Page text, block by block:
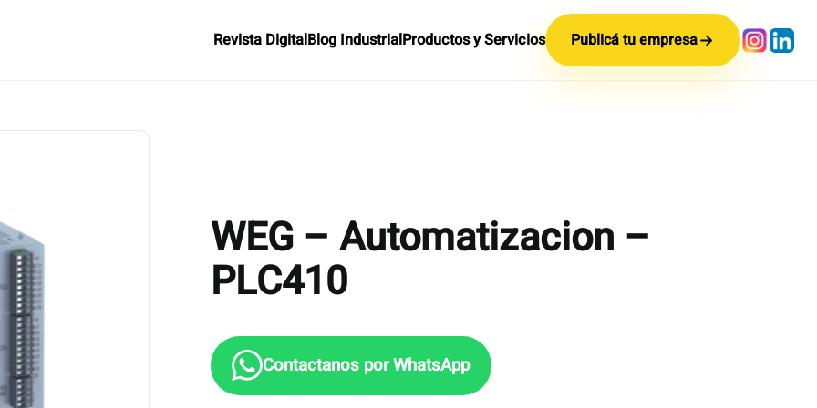
Revista DigitalBlog IndustrialProductos y Servicios Publicá tu empresa
WEG – Automatizacion –
PLC410